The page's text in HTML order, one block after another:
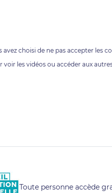
Toute personne accède